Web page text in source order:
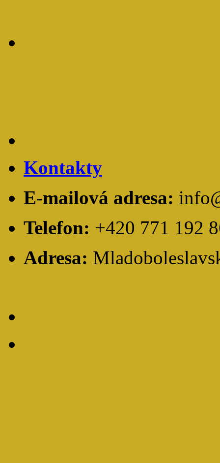
Kontakty
E-mailová adresa:
Telefon: +420 771 192
Adresa: